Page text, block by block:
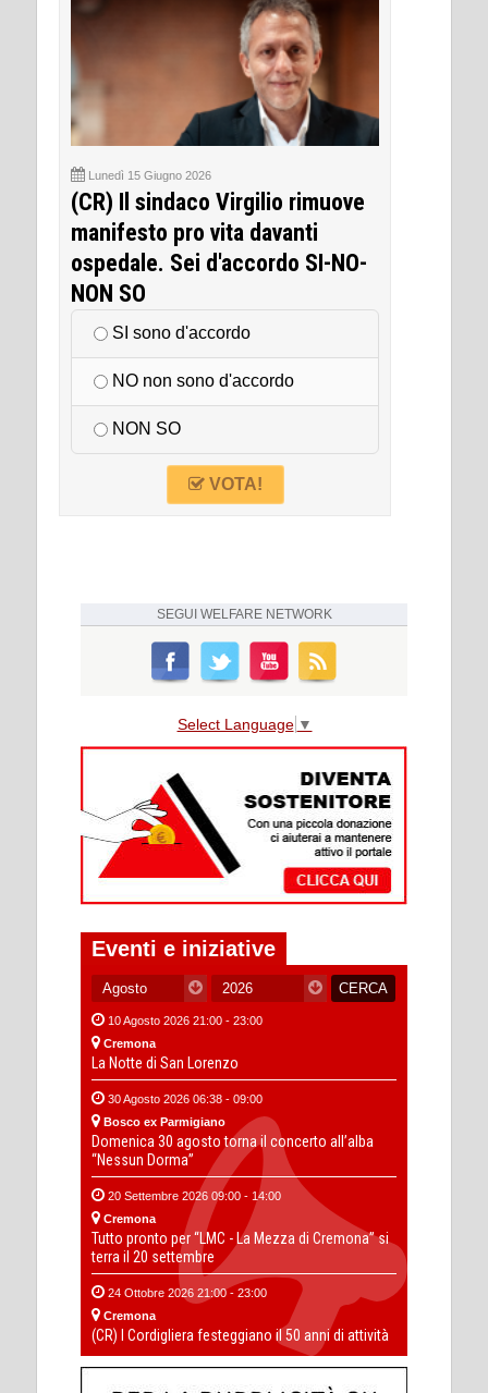
Lunedì 15 Giugno 2026
(CR) Il sindaco Virgilio rimuove
manifesto pro vita davanti
ospedale. Sei d'accordo SI-NO-
NON SO
SI sono d'accordo
NO non sono d'accordo
NON SO
VOTA!
SEGUI WELFARE NETWORK
Select Language ▼
Eventi e iniziative
10 Agosto 2026 21:00 - 23:00
Cremona
La Notte di San Lorenzo
30 Agosto 2026 06:38 - 09:00
Bosco ex Parmigiano
Domenica 30 agosto torna il concerto all’alba
“Nessun Dorma”
20 Settembre 2026 09:00 - 14:00
Cremona
Tutto pronto per “LMC - La Mezza di Cremona” si
terra il 20 settembre
24 Ottobre 2026 21:00 - 23:00
Cremona
(CR) I Cordigliera festeggiano il 50 anni di attività